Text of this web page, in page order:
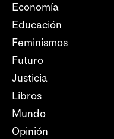
Economía
Educación
Feminismos
Futuro
Justicia
Libros
Mundo
Opinión